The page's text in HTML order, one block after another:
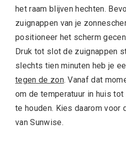
het raam blijven hechten.
zuignappen van je
positioneer het scherm
Druk tot slot de zuignappen
slechts tien minuten heb je
tegen de zon. Vanaf dat
om de temperatuur in huis
te houden. Kies daarom voor
van Sunwise.